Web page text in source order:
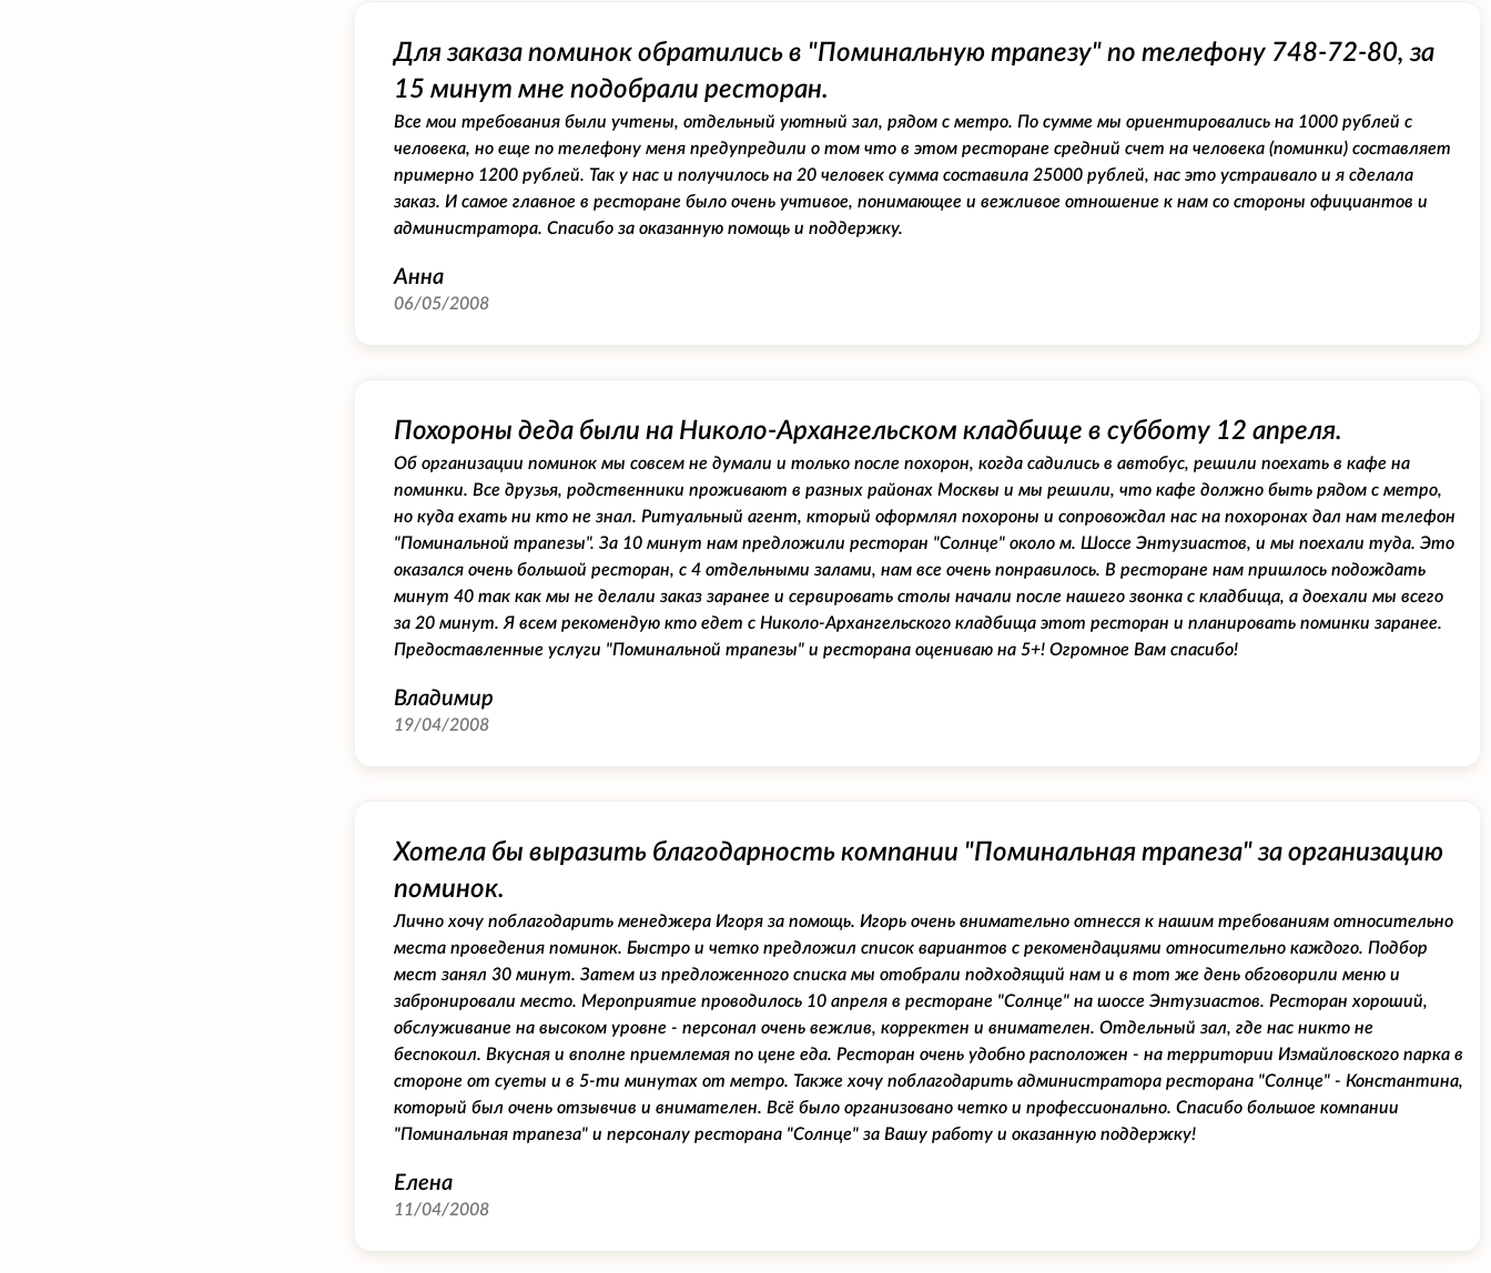
Для заказа поминок обратились в "Поминальную трапезу" по телефону 748-72-80, за
15 минут мне подобрали ресторан.
Все мои требования были учтены, отдельный уютный зал, рядом с метро. По сумме мы ориентировались на 1000 рублей с
человека, но еще по телефону меня предупредили о том что в этом ресторане средний счет на человека (поминки) составляет
примерно 1200 рублей. Так у нас и получилось на 20 человек сумма составила 25000 рублей, нас это устраивало и я сделала
заказ. И самое главное в ресторане было очень учтивое, понимающее и вежливое отношение к нам со стороны официантов и
администратора. Спасибо за оказанную помощь и поддержку.
Анна
06/05/2008
Похороны деда были на Николо-Архангельском кладбище в субботу 12 апреля.
Об организации поминок мы совсем не думали и только после похорон, когда садились в автобус, решили поехать в кафе на
поминки. Все друзья, родственники проживают в разных районах Москвы и мы решили, что кафе должно быть рядом с метро,
но куда ехать ни кто не знал. Ритуальный агент, кторый оформлял похороны и сопровождал нас на похоронах дал нам телефон
"Поминальной трапезы". За 10 минут нам предложили ресторан "Солнце" около м. Шоссе Энтузиастов, и мы поехали туда. Это
оказался очень большой ресторан, с 4 отдельными залами, нам все очень понравилось. В ресторане нам пришлось подождать
минут 40 так как мы не делали заказ заранее и сервировать столы начали после нашего звонка с кладбища, а доехали мы всего
за 20 минут. Я всем рекомендую кто едет с Николо-Архангельского кладбища этот ресторан и планировать поминки заранее.
Предоставленные услуги "Поминальной трапезы" и ресторана оцениваю на 5+! Огромное Вам спасибо!
Владимир
19/04/2008
Хотела бы выразить благодарность компании "Поминальная трапеза" за организацию
поминок.
Лично хочу поблагодарить менеджера Игоря за помощь. Игорь очень внимательно отнесся к нашим требованиям относительно
места проведения поминок. Быстро и четко предложил список вариантов с рекомендациями относительно каждого. Подбор
мест занял 30 минут. Затем из предложенного списка мы отобрали подходящий нам и в тот же день обговорили меню и
забронировали место. Мероприятие проводилось 10 апреля в ресторане "Солнце" на шоссе Энтузиастов. Ресторан хороший,
обслуживание на высоком уровне - персонал очень вежлив, корректен и внимателен. Отдельный зал, где нас никто не
беспокоил. Вкусная и вполне приемлемая по цене еда. Ресторан очень удобно расположен - на территории Измайловского парка в
стороне от суеты и в 5-ти минутах от метро. Также хочу поблагодарить администратора ресторана "Солнце" - Константина,
который был очень отзывчив и внимателен. Всё было организовано четко и профессионально. Спасибо большое компании
"Поминальная трапеза" и персоналу ресторана "Солнце" за Вашу работу и оказанную поддержку!
Елена
11/04/2008